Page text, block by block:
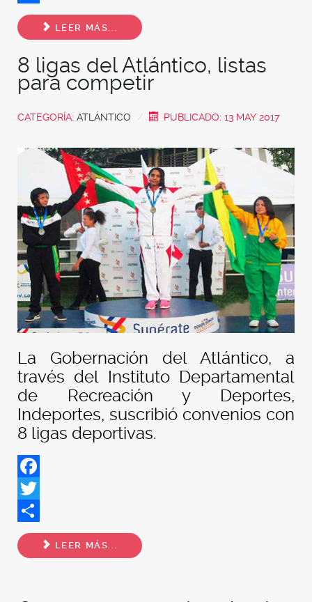
Share
LEER MÁS...
8 ligas del Atlántico, listas
para competir
CATEGORÍA: ATLÁNTICO PUBLICADO: 13 MAY 2017
La Gobernación del Atlántico, a
través del Instituto Departamental
de Recreación y Deportes,
Indeportes, suscribió convenios con
8 ligas deportivas.
Facebook
Twitter
Share
LEER MÁS...